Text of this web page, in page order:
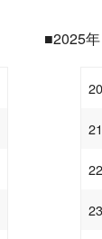
■2025
20
21
22
23